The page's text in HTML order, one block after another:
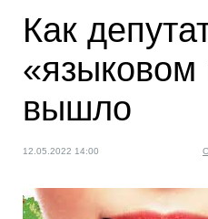
Как
«языковом
вышло
12.05.2022 14:00